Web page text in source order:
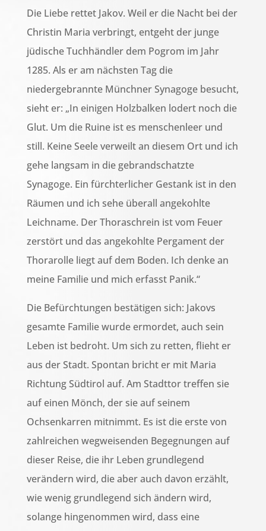
Die Liebe rettet Jakov. Weil er die Nacht bei der
Christin Maria verbringt, entgeht der junge
jüdische Tuchhändler dem Pogrom im Jahr
1285. Als er am nächsten Tag die
niedergebrannte Münchner Synagoge besucht,
sieht er: „In einigen Holzbalken lodert noch die
Glut. Um die Ruine ist es menschenleer und
still. Keine Seele verweilt an diesem Ort und ich
gehe langsam in die gebrandschatzte
Synagoge. Ein fürchterlicher Gestank ist in den
Räumen und ich sehe überall angekohlte
Leichname. Der Thoraschrein ist vom Feuer
zerstört und das angekohlte Pergament der
Thorarolle liegt auf dem Boden. Ich denke an
meine Familie und mich erfasst Panik.“
Die Befürchtungen bestätigen sich: Jakovs
gesamte Familie wurde ermordet, auch sein
Leben ist bedroht. Um sich zu retten, flieht er
aus der Stadt. Spontan bricht er mit Maria
Richtung Südtirol auf. Am Stadttor treffen sie
auf einen Mönch, der sie auf seinem
Ochsenkarren mitnimmt. Es ist die erste von
zahlreichen wegweisenden Begegnungen auf
dieser Reise, die ihr Leben grundlegend
verändern wird, die aber auch davon erzählt,
wie wenig grundlegend sich ändern wird,
solange hingenommen wird, dass eine